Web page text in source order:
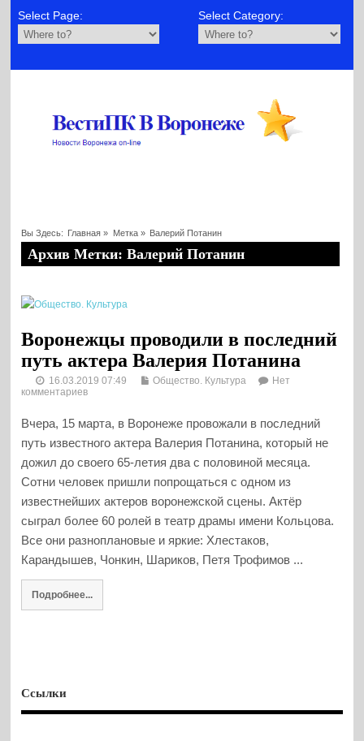
Select Page: Select Category:
Вы Здесь: Главная » Метка » Валерий Потанин
Архив Метки: Валерий Потанин
Воронежцы проводили в последний
путь актера Валерия Потанина
16.03.2019 07:49 Общество. Культура
Нет
комментариев
Вчера, 15 марта, в Воронеже провожали в последний
путь известного актера Валерия Потанина, который не
дожил до своего 65-летия два с половиной месяца.
Сотни человек пришли попрощаться с одном из
известнейших актеров воронежской сцены. Актёр
сыграл более 60 ролей в театр драмы имени Кольцова.
Все они разноплановые и яркие: Хлестаков,
Карандышев, Чонкин, Шариков, Петя Трофимов ...
Подробнее...
Ссылки